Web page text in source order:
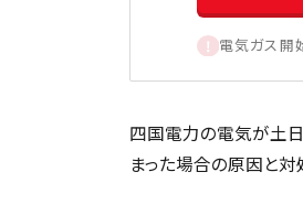
電気ガス開
四国電力の電気が土
まった場合の原因と対